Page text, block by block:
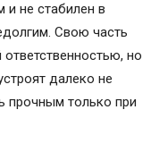
не стабилен в
Свою часть
но
далеко не
только при